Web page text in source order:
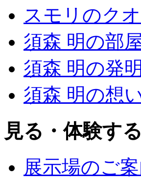
スモリのク
須森 明の部
須森 明の発明
須森 明の想
見る・体験する
展示場のご